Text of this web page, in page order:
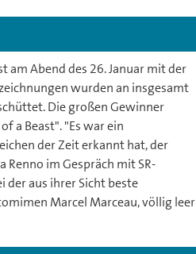
am Abend des 26. Januar mit der
wurden an insgesamt
Die großen Gewinner
a Beast". "Es war ein
der Zeit erkannt hat, der
im Gespräch mit SR-
der aus ihrer Sicht beste
Marcel Marceau, völlig leer